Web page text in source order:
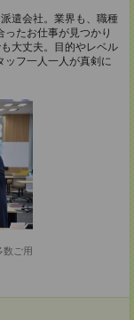
遣会社。業界も、職種
たお仕事が見つかり
大丈夫。目的やレベル
ッフ一人一人が真剣に
数ご用